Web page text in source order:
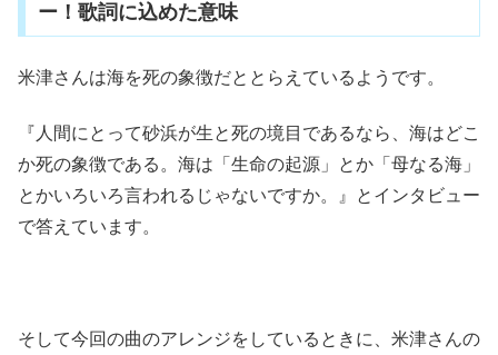
ー！歌詞に込めた意味
米津さんは海を死の象徴だととらえているようです。
『人間にとって砂浜が生と死の境目であるなら、海はどこ
か死の象徴である。海は「生命の起源」とか「母なる海」
とかいろいろ言われるじゃないですか。』とインタビュー
で答えています。
そして今回の曲のアレンジをしているときに、米津さんの